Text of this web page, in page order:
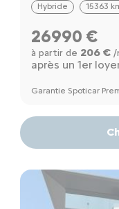
Hybride 15363
26990 €
à partir de 206 €/
après un 1er
Garantie Spoticar